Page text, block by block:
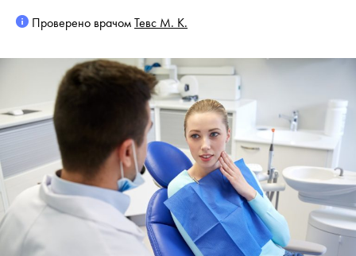
Проверено врачомТевс М. К.